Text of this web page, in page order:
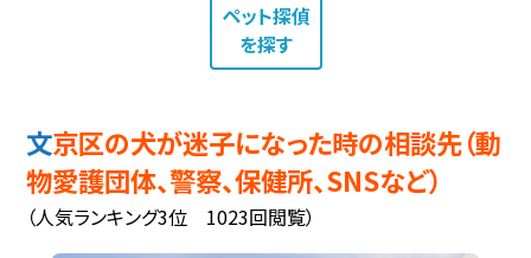
ペット探偵
を探す
文京区の犬が迷子になった時の相談先（動
物愛護団体、警察、保健所、SNSなど）
（人気ランキング3位 1023回閲覧）